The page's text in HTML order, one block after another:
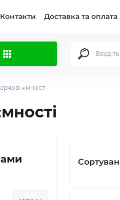
Контакти Доставка та оплата
ємності